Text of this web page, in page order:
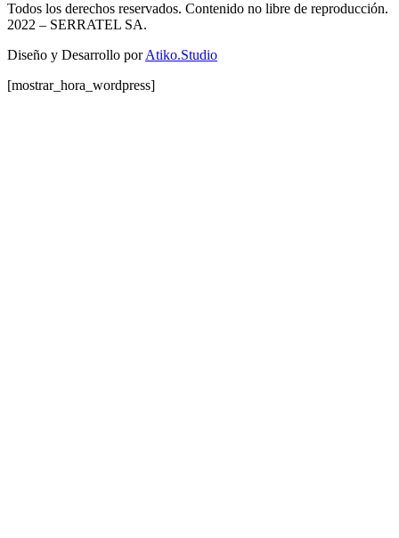
Todos los derechos reservados. Contenido no libre de reproducción.
2022 – SERRATEL SA.
Diseño y Desarrollo porAtiko.Studio
[mostrar_hora_wordpress]